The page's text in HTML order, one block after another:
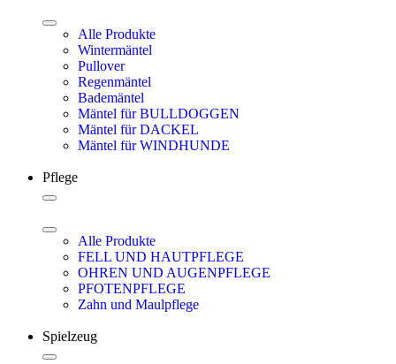
Alle Produkte
Wintermäntel
Pullover
Regenmäntel
Bademäntel
Mäntel für BULLDOGGEN
Mäntel für DACKEL
Mäntel für WINDHUNDE
Pflege
Alle Produkte
FELL UND HAUTPFLEGE
OHREN UND AUGENPFLEGE
PFOTENPFLEGE
Zahn und Maulpflege
Spielzeug